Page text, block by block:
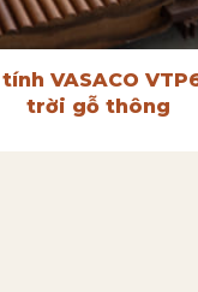
VASACO
trời gỗ thông